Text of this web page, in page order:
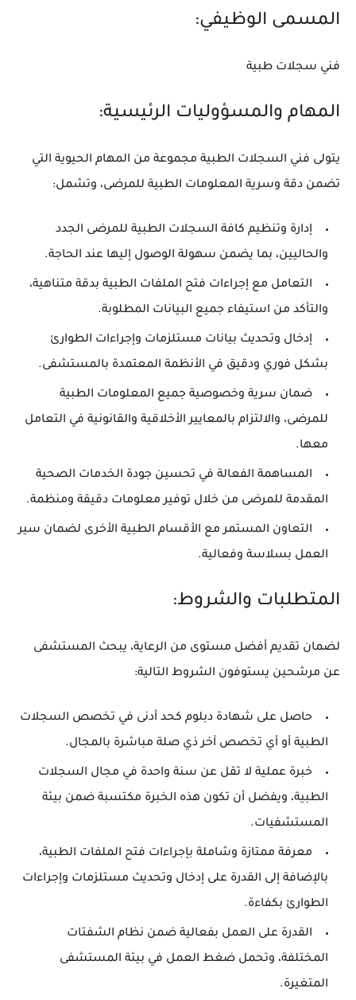
المسمى الوظيفي:
فني سجلات طبية
المهام والمسؤوليات الرئيسية:
يتولى فني السجلات الطبية مجموعة من المهام الحيوية التي
تضمن دقة وسرية المعلومات الطبية للمرضى، وتشمل:
إدارة وتنظيم كافة السجلات الطبية للمرضى الجدد
والحاليين، بما يضمن سهولة الوصول إليها عند الحاجة.
التعامل مع إجراءات فتح الملفات الطبية بدقة متناهية،
والتأكد من استيفاء جميع البيانات المطلوبة.
إدخال وتحديث بيانات مستلزمات وإجراءات الطوارئ
بشكل فوري ودقيق في الأنظمة المعتمدة بالمستشفى.
ضمان سرية وخصوصية جميع المعلومات الطبية
للمرضى، والالتزام بالمعايير الأخلاقية والقانونية في التعامل
معها.
المساهمة الفعالة في تحسين جودة الخدمات الصحية
المقدمة للمرضى من خلال توفير معلومات دقيقة ومنظمة.
التعاون المستمر مع الأقسام الطبية الأخرى لضمان سير
العمل بسلاسة وفعالية.
المتطلبات والشروط:
لضمان تقديم أفضل مستوى من الرعاية، يبحث المستشفى
عن مرشحين يستوفون الشروط التالية:
حاصل على شهادة دبلوم كحد أدنى في تخصص السجلات
الطبية أو أي تخصص آخر ذي صلة مباشرة بالمجال.
خبرة عملية لا تقل عن سنة واحدة في مجال السجلات
الطبية، ويفضل أن تكون هذه الخبرة مكتسبة ضمن بيئة
المستشفيات.
معرفة ممتازة وشاملة بإجراءات فتح الملفات الطبية،
بالإضافة إلى القدرة على إدخال وتحديث مستلزمات وإجراءات
الطوارئ بكفاءة.
القدرة على العمل بفعالية ضمن نظام الشفتات
المختلفة، وتحمل ضغط العمل في بيئة المستشفى
المتغيرة.